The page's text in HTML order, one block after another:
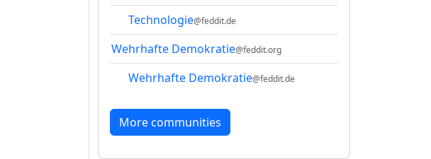
Technologie@feddit.de
Wehrhafte Demokratie@feddit.org
Wehrhafte Demokratie@feddit.de
More communities